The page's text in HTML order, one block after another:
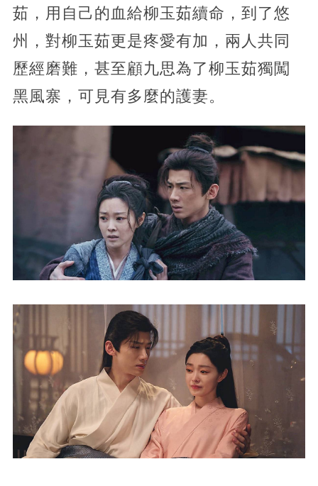
茹，用自己的血給柳玉茹續命，到了悠
州，對柳玉茹更是疼愛有加，兩人共同
歷經磨難，甚至顧九思為了柳玉茹獨闖
黑風寨，可見有多麼的護妻。